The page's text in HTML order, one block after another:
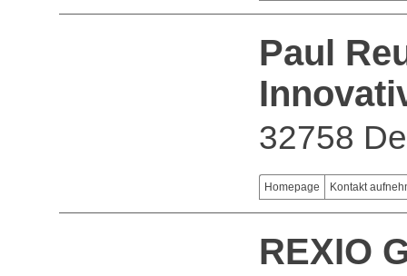
Paul
32758
Homepage Kontakt
REXIO